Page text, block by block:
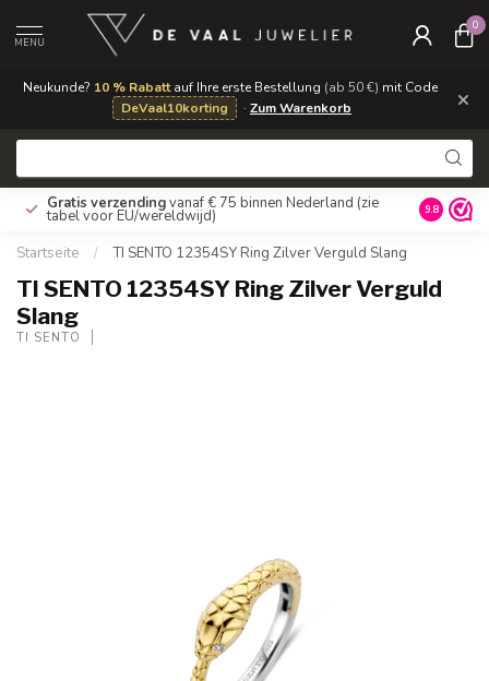
Neukunde? 10 % Rabattauf Ihre erste Bestellung (ab 50 €) mit Code
DeVaal10korting
· Zum Warenkorb ×
MENU
0
Gratis verzendingvanaf € 75 binnen Nederland (zie
tabel voor EU/wereldwijd) 9.8
Startseite / TI SENTO 12354SY Ring Zilver Verguld Slang
TI SENTO 12354SY Ring Zilver Verguld
Slang
TI SENTO